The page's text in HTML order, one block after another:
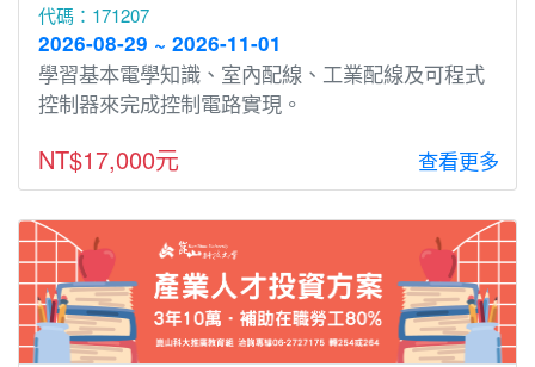
代碼：171207
2026-08-29 ~ 2026-11-01
學習基本電學知識、室內配線、工業配線及可程式
控制器來完成控制電路實現。
NT$17,000元 查看更多